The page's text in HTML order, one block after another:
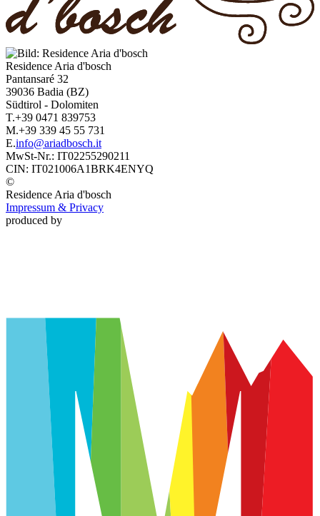
Residence Aria d'bosch
Pantansaré 32
39036 Badia (BZ)
Südtirol - Dolomiten
T.+39 0471 839753
M.+39 339 45 55 731
E.info@ariadbosch.it
MwSt-Nr.: IT02255290211
CIN: IT021006A1BRK4ENYQ
©
Residence Aria d'bosch
Impressum & Privacy
produced by